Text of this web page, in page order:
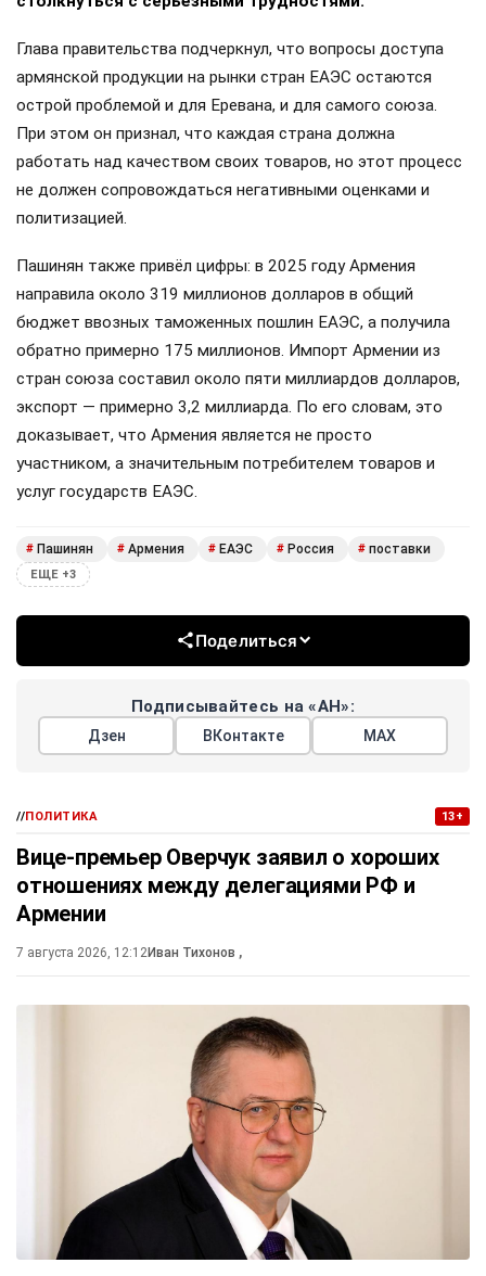
Глава правительства подчеркнул, что вопросы доступа
армянской продукции на рынки стран ЕАЭС остаются
острой проблемой и для Еревана, и для самого союза.
При этом он признал, что каждая страна должна
работать над качеством своих товаров, но этот процесс
не должен сопровождаться негативными оценками и
политизацией.
Пашинян также привёл цифры: в 2025 году Армения
направила около 319 миллионов долларов в общий
бюджет ввозных таможенных пошлин ЕАЭС, а получила
обратно примерно 175 миллионов. Импорт Армении из
стран союза составил около пяти миллиардов долларов,
экспорт — примерно 3,2 миллиарда. По его словам, это
доказывает, что Армения является не просто
участником, а значительным потребителем товаров и
услуг государств ЕАЭС.
# Пашинян # Армения # ЕАЭС # Россия # поставки
ЕЩЕ +3
Поделиться
Подписывайтесь на «АН»:
Дзен ВКонтакте МАХ
//ПОЛИТИКА 13+
Вице-премьер Оверчук заявил о хороших
отношениях между делегациями РФ и
Армении
7 августа 2026, 12:12Иван Тихонов ,